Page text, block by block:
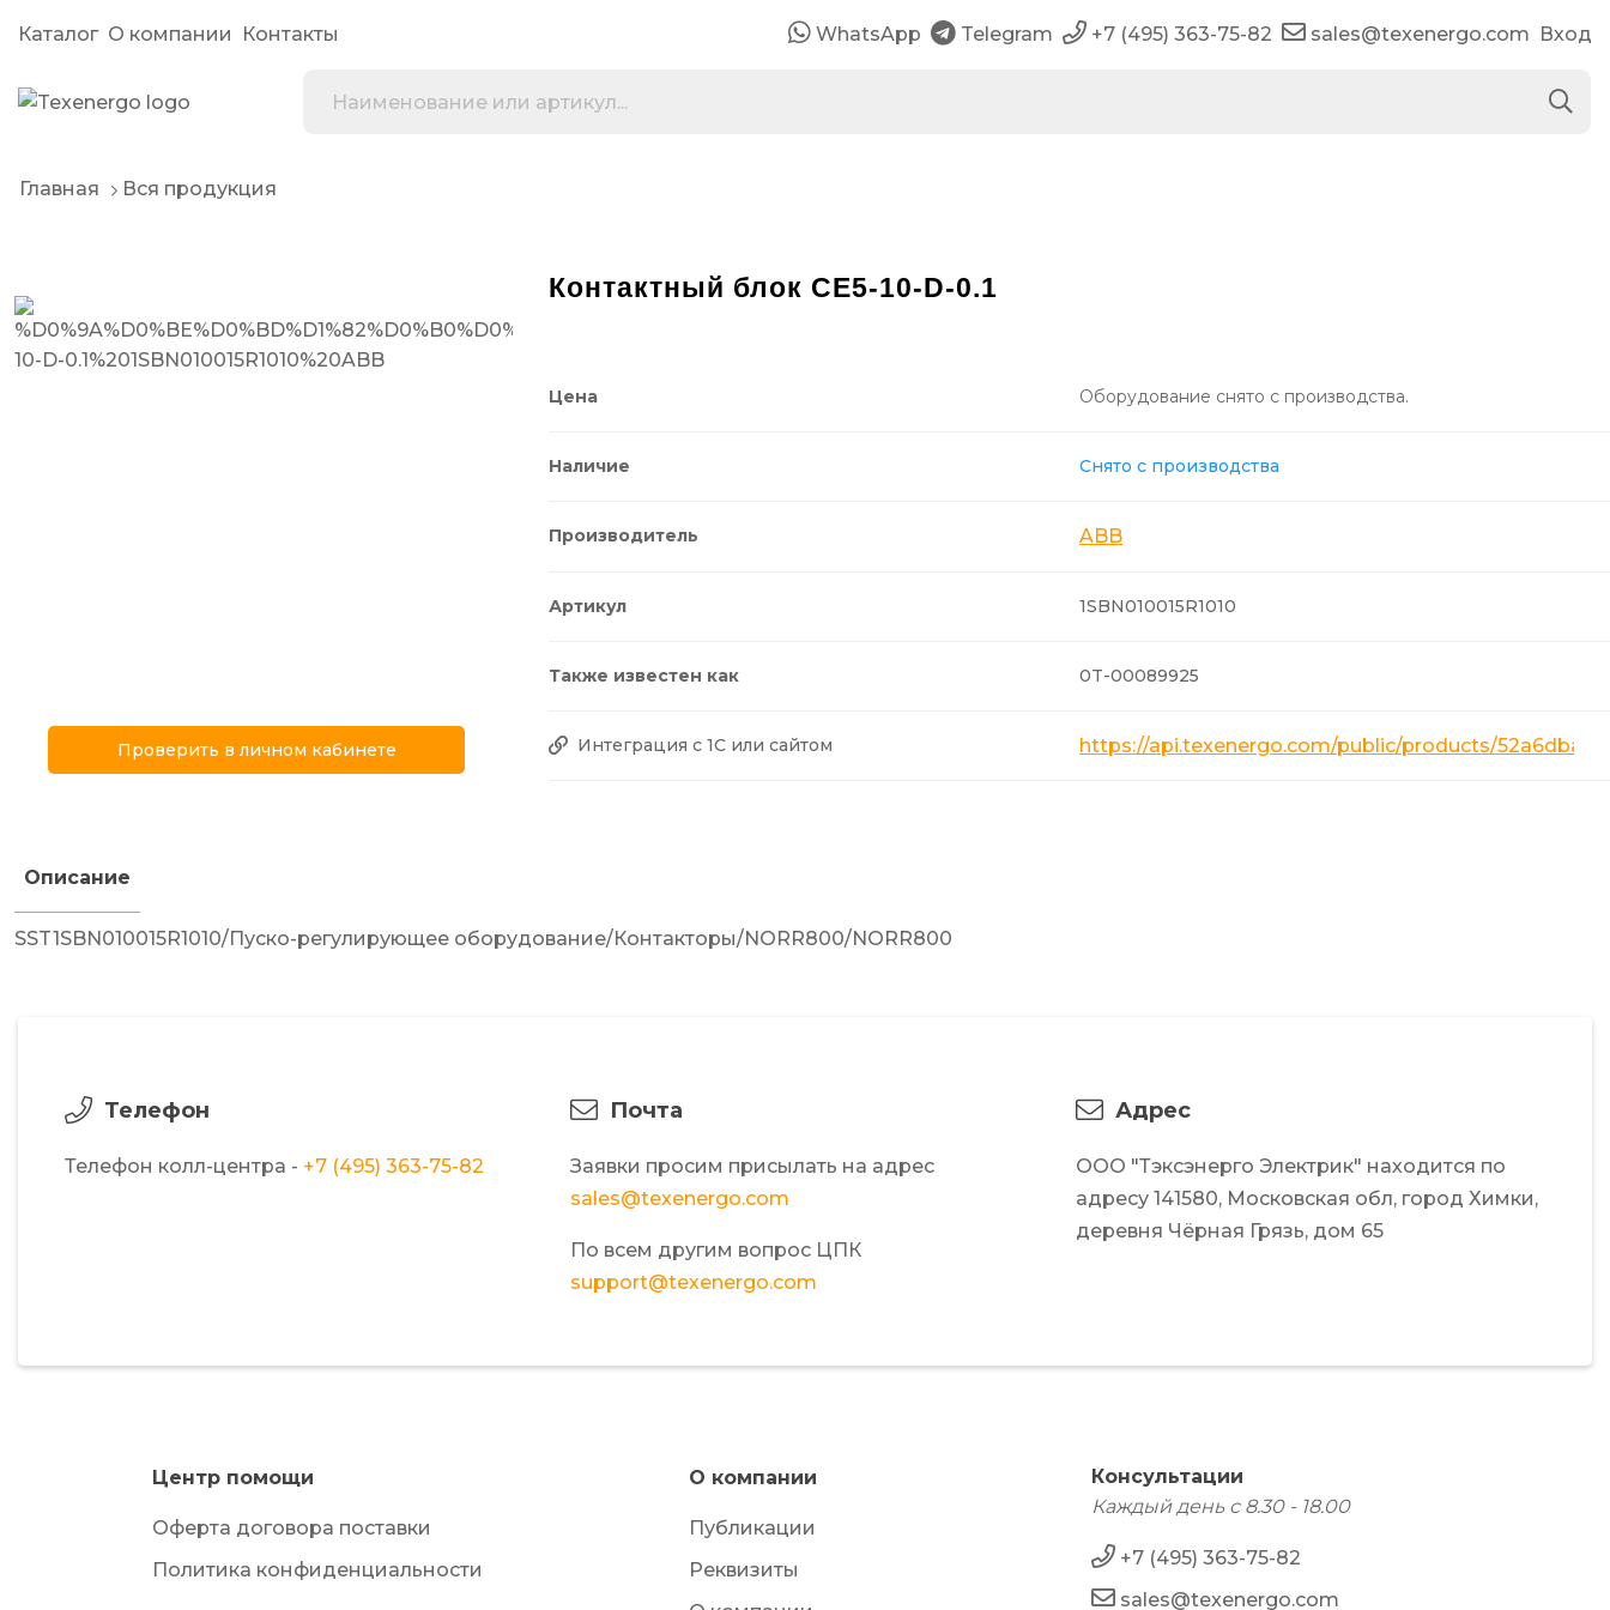
Каталог О компании Контакты WhatsApp Telegram +7 (495) 363-75-82 sales@texenergo.com Вход
Главная Вся продукция
Проверить в личном кабинете
Контактный блок CE5-10-D-0.1
Цена Оборудование снято с производства.
Наличие Снято с производства
Производитель ABB
Артикул 1SBN010015R1010
Также известен как 0T-00089925
Интеграция с 1С или сайтом https://api.texenergo.com/public/products/
Описание
SST1SBN010015R1010/Пуско-регулирующее оборудование/Контакторы/NORR800/NORR800
Телефон
Телефон колл-центра - +7 (495) 363-75-82
Почта
Заявки просим присылать на адрес
sales@texenergo.com
По всем другим вопрос ЦПК
support@texenergo.com
Адрес
ООО "Тэксэнерго Электрик" находится по
адресу 141580, Московская обл, город Химки,
деревня Чёрная Грязь, дом 65
Центр помощи
Оферта договора поставки
Политика конфиденциальности
О компании
Публикации
Реквизиты
Консультации
Каждый день с 8.30 - 18.00
+7 (495) 363-75-82
sales@texenergo.com